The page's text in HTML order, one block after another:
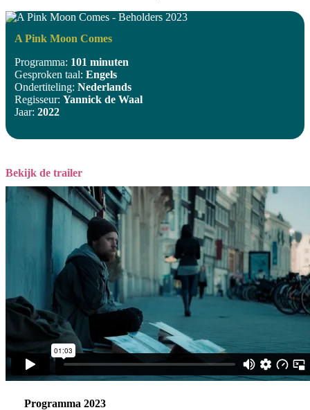
A Pink Moon Comes
Programma: 101 minuten
Gesproken taal:Engels
Ondertiteling:Nederlands
Regisseur:Yannick de Waal
Jaar:2022
Bekijk de trailer
Programma 2023